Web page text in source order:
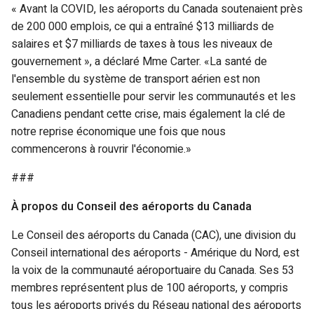
« Avant la COVID, les aéroports du Canada soutenaient près
de 200 000 emplois, ce qui a entraîné $13 milliards de
salaires et $7 milliards de taxes à tous les niveaux de
gouvernement », a déclaré Mme Carter. «La santé de
l'ensemble du système de transport aérien est non
seulement essentielle pour servir les communautés et les
Canadiens pendant cette crise, mais également la clé de
notre reprise économique une fois que nous
commencerons à rouvrir l'économie.»
###
À propos du Conseil des aéroports du Canada
Le Conseil des aéroports du Canada (CAC), une division du
Conseil international des aéroports - Amérique du Nord, est
la voix de la communauté aéroportuaire du Canada. Ses 53
membres représentent plus de 100 aéroports, y compris
tous les aéroports privés du Réseau national des aéroports